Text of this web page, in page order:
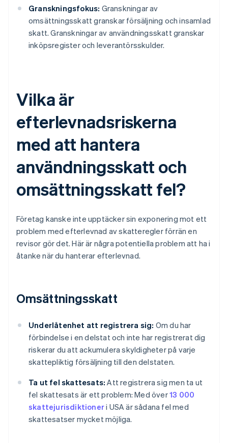
Granskningsfokus: Granskningar av
omsättningsskatt granskar försäljning och insamlad
skatt. Granskningar av användningsskatt granskar
inköpsregister och leverantörsskulder.
Vilka är
efterlevnadsriskerna
med att hantera
användningsskatt och
omsättningsskatt fel?
Företag kanske inte upptäcker sin exponering mot ett
problem med efterlevnad av skatteregler förrän en
revisor gör det. Här är några potentiella problem att ha i
åtanke när du hanterar efterlevnad.
Omsättningsskatt
Underlåtenhet att registrera sig: Om du har
förbindelse i en delstat och inte har registrerat dig
riskerar du att ackumulera skyldigheter på varje
skattepliktig försäljning till den delstaten.
Ta ut fel skattesats: Att registrera sig men ta ut
fel skattesats är ett problem: Med över13 000
skattejurisdiktioneri USA är sådana fel med
skattesatser mycket möjliga.